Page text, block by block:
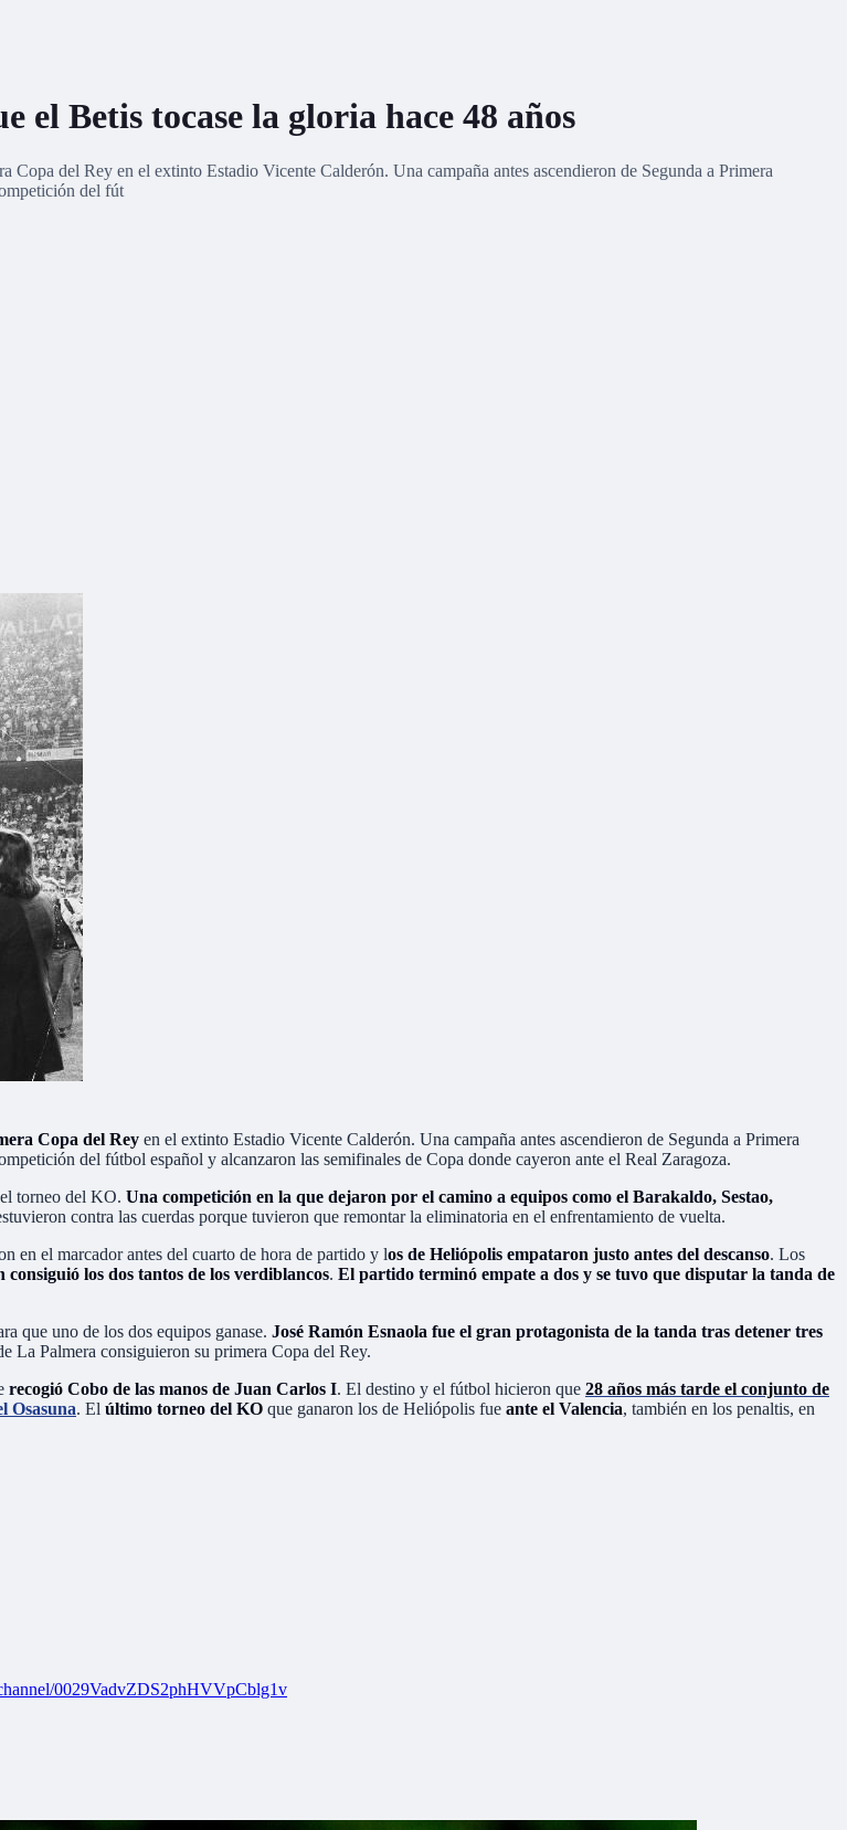
el Betis tocase la gloria hace 48 años
del Rey en el extinto Estadio Vicente Calderón. Una campaña antes ascendieron de Segunda a Primera
del fút
Copa del Rey en el extinto Estadio Vicente Calderón. Una campaña antes ascendieron de Segunda a Primera
del fútbol español y alcanzaron las semifinales de Copa donde cayeron ante el Real Zaragoza.
torneo del KO. Una competición en la que dejaron por el camino a equipos como el Barakaldo, Sestao,
contra las cuerdas porque tuvieron que remontar la eliminatoria en el enfrentamiento de vuelta.
en el marcador antes del cuarto de hora de partido y los de Heliópolis empataron justo antes del descanso. Los
los dos tantos de los verdiblancos. El partido terminó empate a dos y se tuvo que disputar la tanda de
que uno de los dos equipos ganase. José Ramón Esnaola fue el gran protagonista de la tanda tras detener tres
La Palmera consiguieron su primera Copa del Rey.
recogió Cobo de las manos de Juan Carlos I. El destino y el fútbol hicieron que 28 años más tarde el conjunto de
Osasuna. El último torneo del KO que ganaron los de Heliópolis fue ante el Valencia, también en los penaltis, en
0029VadvZDS2phHVVpCblg1v